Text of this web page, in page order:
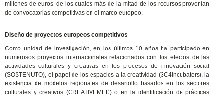
millones de euros, de los cuales más de la mitad de los recursos provenían
de convocatorias competitivas en el marco europeo.
Diseño de proyectos europeos competitivos
Como unidad de investigación, en los últimos 10 años ha participado en
numerosos proyectos internacionales relacionados con los efectos de las
actividades culturales y creativas en los procesos de innovación social
(SOSTENUTO), el papel de los espacios a la creatividad (3C4Incubators), la
existencia de modelos regionales de desarrollo basados en los sectores
culturales y creativos (CREATIVEMED) o en la identificación de prácticas